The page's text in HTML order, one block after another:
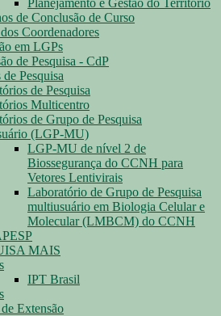
Planejamento e Gestão do Território
de Conclusão de Curso
Coordenadores
em LGPs
de Pesquisa - CdP
Pesquisa
de Pesquisa
Multicentro
de Grupo de Pesquisa
(LGP-MU)
LGP-MU de nível 2 de
Biossegurança do CCNH para
Vetores Lentivirais
Laboratório de Grupo de Pesquisa
multiusuário em Biologia Celular e
Molecular (LMBCM) do CCNH
MAIS
IPT Brasil
Extensão